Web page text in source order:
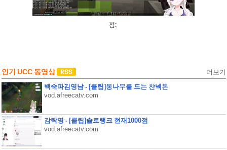
펌:
인기 UCC 동영상 더보기
백숙파김영남 - [클립]통나무를 드는 챤넥톤
vod.afreecatv.com
감탁영 - [클립]솔로랭크 현재1000점
vod.afreecatv.com